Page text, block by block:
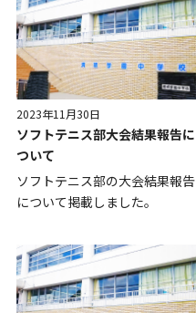
2023年11月30日
ソフトテニス部大会結果報告に
ついて
ソフトテニス部の大会結果報告
について掲載しました。